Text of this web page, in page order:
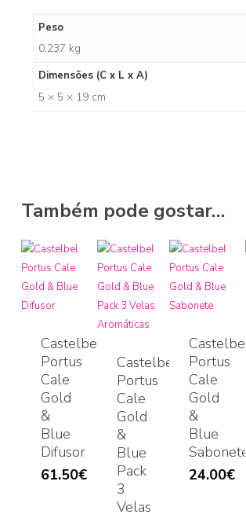
Peso
0.237 kg
Dimensões (C x L x A)
5 × 5 × 19 cm
Também pode gostar…
Castelbel
Portus
Cale
Gold
&
Blue
Difusor
61.50€
Castelbel
Portus
Cale
Gold
&
Blue
Pack
3
Velas
Castelbel
Portus
Cale
Gold
&
Blue
Sabonete
24.00€